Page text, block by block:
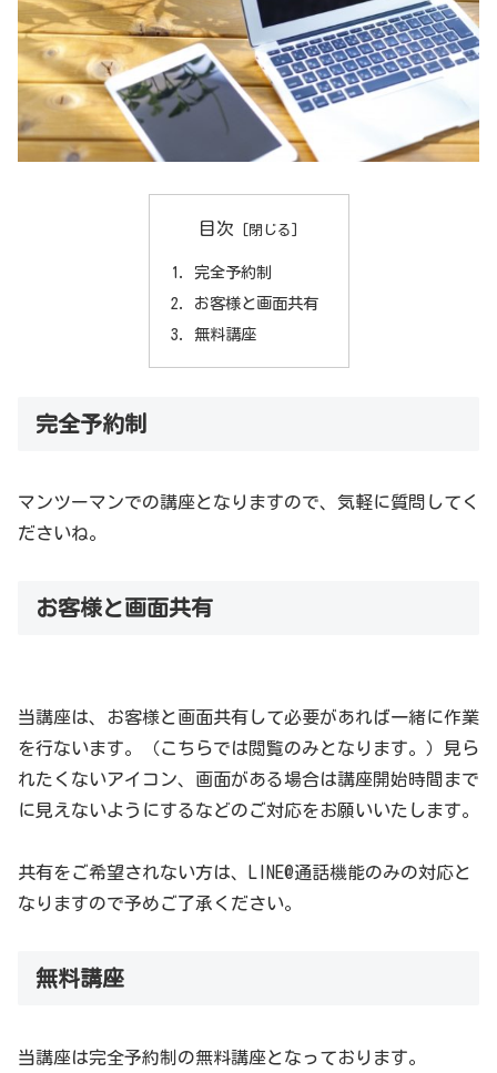
目次
完全予約制
お客様と画面共有
無料講座
完全予約制
マンツーマンでの講座となりますので、気軽に質問してく
ださいね。
お客様と画面共有
当講座は、お客様と画面共有して必要があれば一緒に作業
を行ないます。（こちらでは閲覧のみとなります。）見ら
れたくないアイコン、画面がある場合は講座開始時間まで
に見えないようにするなどのご対応をお願いいたします。
共有をご希望されない方は、LINE@通話機能のみの対応と
なりますので予めご了承ください。
無料講座
当講座は完全予約制の無料講座となっております。